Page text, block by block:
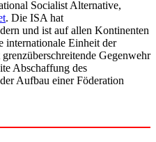
Socialist Alternative,
. Die ISA hat
und ist auf allen Kontinenten
internationale Einheit der
Gegenwehr
Abschaffung des
Aufbau einer Föderation